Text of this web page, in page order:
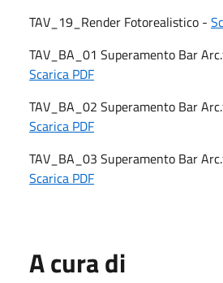
TAV_19_Render Fotorealistico -
TAV_BA_01 Superamento Bar
Scarica PDF
TAV_BA_02 Superamento Bar
Scarica PDF
TAV_BA_03 Superamento Bar
Scarica PDF
A cura di